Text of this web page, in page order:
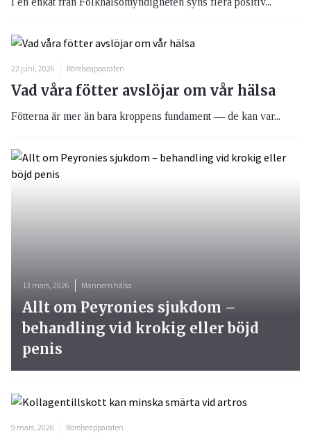
22 juni, 2026 Rörelseapparaten
Vad våra fötter avslöjar om vår hälsa
Fötterna är mer än bara kroppens fundament — de kan var...
13 mars, 2026 Mannens hälsa
Allt om Peyronies sjukdom –
behandling vid krokig eller böjd
penis
9 mars, 2026 Rörelseapparaten